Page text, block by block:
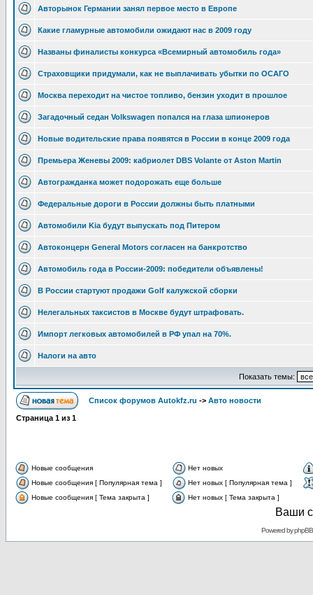
Авторынок Германии занял первое место в Европе
Какие гламурные автомобили ожидают нас в 2009 году
Названы финалисты конкурса «Всемирный автомобиль года»
Страховщики придумали, как не выплачивать убытки по ОСАГО
Москва переходит на чистое топливо, бензин уходит в прошлое
Загадочный седан Volkswagen попался на глаза шпионеров
Новые водительские права появятся в России в конце 2009 года
Премьера Женевы 2009: кабриолет DBS Volante от Aston Martin
Автогражданка может подорожать еще больше
Федеральные дороги в России должны быть платными
Автомобили Kia будут выпускать под Питером
Автоконцерн General Motors согласен на банкротство
Автомобиль года в России-2009: победители объявлены!
В России стартуют продажи Golf калужской сборки
Нелегальных таксистов в Москве будут штрафовать.
Импорт легковых автомобилей в РФ упал на 70%.
Налоги на авто
Показать темы:
Список форумов Autokfz.ru -> Авто новости
Страница 1 из 1
Новые сообщения
Нет новых
Новые сообщения [ Популярная тема ]
Нет новых [ Популярная тема ]
Новые сообщения [ Тема закрыта ]
Нет новых [ Тема закрыта ]
Ваши
Powered byphpBB